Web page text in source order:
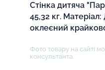
Стінка дитяча
45,32 кг.
оклеєний
Фото товару на сайті
консультанта.